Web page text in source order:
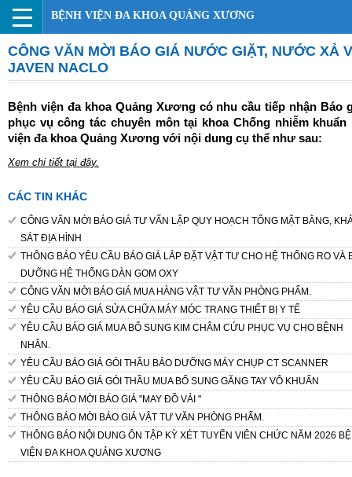
BỆNH VIỆN ĐA KHOA QUẢNG XƯƠNG
CÔNG VĂN MỜI BÁO GIÁ NƯỚC GIẶT, NƯỚC XẢ
JAVEN NACLO
Bệnh viện đa khoa Quảng Xương có nhu cầu tiếp nhận Báo
phục vụ công tác chuyên môn tại khoa Chống nhiễm khuẩn
viện đa khoa Quảng Xương với nội dung cụ thể như sau:
Xem chi tiết tại đây.
CÁC TIN KHÁC
CÔNG VĂN MỜI BÁO GIÁ TƯ VẤN LẬP QUY HOẠCH TỔNG MẶT BẰNG,
SÁT ĐỊA HÌNH
THÔNG BÁO YÊU CẦU BÁO GIÁ LẮP ĐẶT VẬT TƯ CHO HỆ THỐNG RO VÀ
DƯỠNG HỆ THỐNG DÀN GOM OXY
CÔNG VĂN MỜI BÁO GIÁ MUA HÀNG VẬT TƯ VĂN PHÒNG PHẨM.
YÊU CẦU BÁO GIÁ SỬA CHỮA MÁY MÓC TRANG THIẾT BỊ Y TẾ
YÊU CẦU BÁO GIÁ MUA BỔ SUNG KIM CHÂM CỨU PHỤC VỤ CHO BỆNH
NHÂN.
YÊU CẦU BÁO GIÁ GÓI THẦU BẢO DƯỠNG MÁY CHỤP CT SCANNER
YÊU CẦU BÁO GIÁ GÓI THẦU MUA BỔ SUNG GĂNG TAY VÔ KHUẨN
THÔNG BÁO MỜI BÁO GIÁ "MAY ĐỒ VẢI "
THÔNG BÁO MỜI BÁO GIÁ VẬT TƯ VĂN PHÒNG PHẨM.
THÔNG BÁO NỘI DUNG ÔN TẬP KỲ XÉT TUYỂN VIÊN CHỨC NĂM 2026
VIỆN ĐA KHOA QUẢNG XƯƠNG